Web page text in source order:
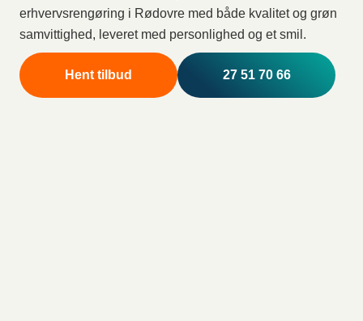
erhvervsrengøring i Rødovre med både kvalitet og grøn
samvittighed, leveret med personlighed og et smil.
Hent tilbud 27 51 70 66